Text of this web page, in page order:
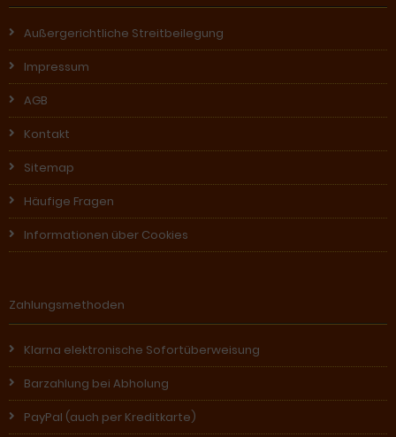
Außergerichtliche Streitbeilegung
Impressum
AGB
Kontakt
Sitemap
Häufige Fragen
Informationen über Cookies
Zahlungsmethoden
Klarna elektronische Sofortüberweisung
Barzahlung bei Abholung
PayPal (auch per Kreditkarte)